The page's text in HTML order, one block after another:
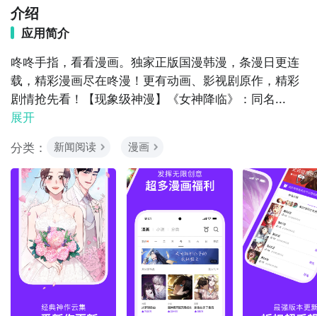
介绍
应用简介
咚咚手指，看看漫画。独家正版国漫韩漫，条漫日更连
载，精彩漫画尽在咚漫！更有动画、影视剧原作，精彩
剧情抢先看！【现象级神漫】《女神降临》：同名...
展开
分类：
新闻阅读 漫画